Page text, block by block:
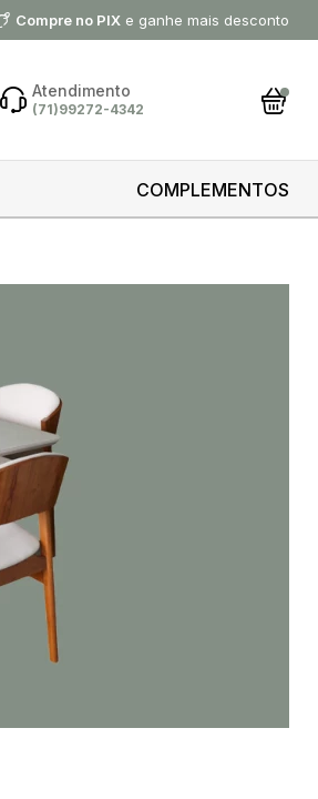
Compre no PIX e ganhe mais desconto
Atendimento
(71)99272-4342
COMPLEMENTOS